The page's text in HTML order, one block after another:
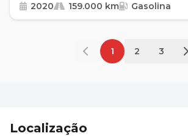
2020 159.000 km Gasolina
1 2 3
Localização